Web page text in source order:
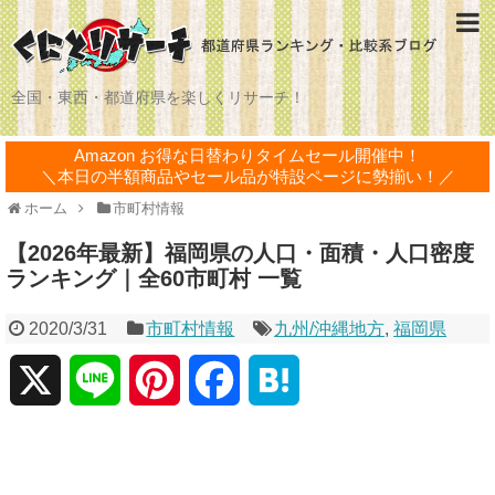
全国・東西・都道府県を楽しくリサーチ！
Amazon お得な日替わりタイムセール開催中！
＼本日の半額商品やセール品が特設ページに勢揃い！／
ホーム 市町村情報
【2026年最新】福岡県の人口・面積・人口密度
ランキング｜全60市町村 一覧
2020/3/31 市町村情報 九州/沖縄地方,福岡県